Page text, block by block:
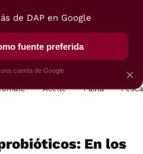
VEGUI
Aceite Pasta
En los
×
de DAP en Google
fuente preferida
cuenta de Google